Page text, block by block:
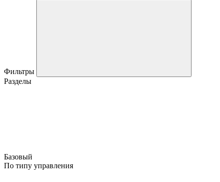
Фильтры
Разделы
Базовый
По типу управления